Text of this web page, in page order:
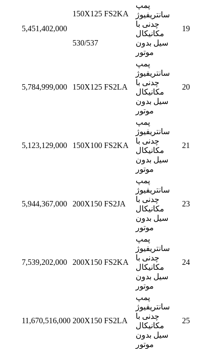
5,451,402,000
150X125 FS2KA
پمپ
سانتریفیوژ
چدنی با
مکانیکال
سیل بدون
موتور
19
530/537
5,784,999,000 150X125 FS2LA
پمپ
سانتریفیوژ
چدنی با
مکانیکال
سیل بدون
موتور
20
5,123,129,000 150X100 FS2KA
پمپ
سانتریفیوژ
چدنی با
مکانیکال
سیل بدون
موتور
21
5,944,367,000 200X150 FS2JA
پمپ
سانتریفیوژ
چدنی با
مکانیکال
سیل بدون
موتور
23
7,539,202,000 200X150 FS2KA
پمپ
سانتریفیوژ
چدنی با
مکانیکال
سیل بدون
موتور
24
11,670,516,000 200X150 FS2LA
پمپ
سانتریفیوژ
چدنی با
مکانیکال
سیل بدون
موتور
25